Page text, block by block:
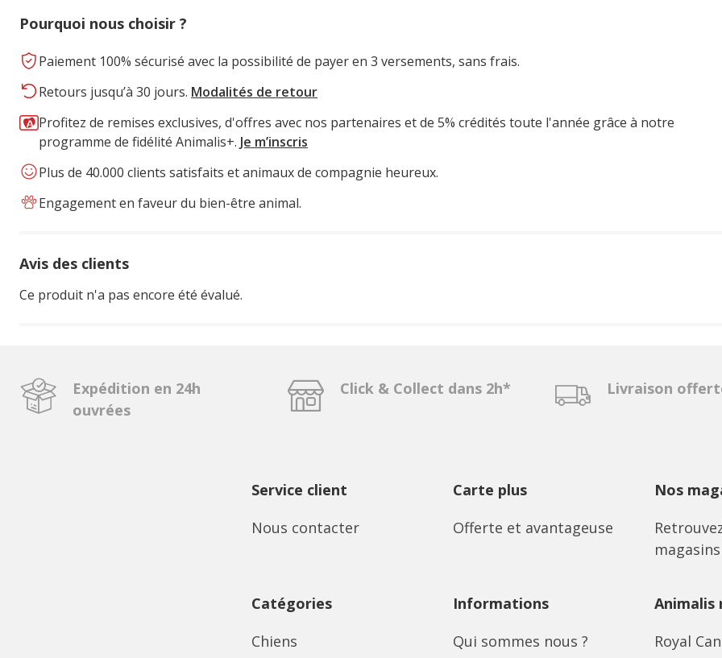
Pourquoi nous choisir ?
Paiement 100% sécurisé avec la possibilité de payer en 3 versements, sans frais.
Retours jusqu’à 30 jours. Modalités de retour
Profitez de remises exclusives, d'offres avec nos partenaires et de 5% crédités toute l'année grâce à notre
programme de fidélité Animalis+. Je m’inscris
Plus de 40.000 clients satisfaits et animaux de compagnie heureux.
Engagement en faveur du bien-être animal.
Avis des clients
Ce produit n'a pas encore été évalué.
Expédition en 24h
ouvrées
Click & Collect dans 2h* Livraison
Service client
Nous contacter
Carte plus
Offerte et avantageuse
Nos
magasins
Catégories
Chiens
Informations
Qui sommes nous ?
Animalis
Royal